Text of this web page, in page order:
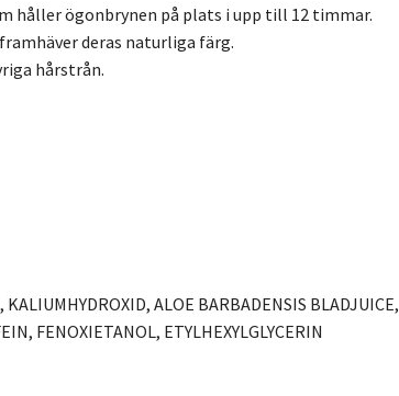
håller ögonbrynen på plats i upp till 12 timmar.
deras naturliga färg.
hårstrån.
ALOE BARBADENSIS BLADJUICE,
FENOXIETANOL, ETYLHEXYLGLYCERIN